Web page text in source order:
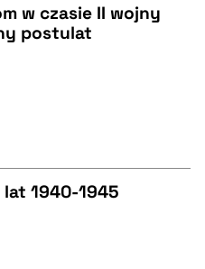
w czasie II wojny
postulat
lat 1940-1945